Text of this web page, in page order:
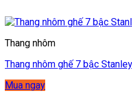
Thang nhôm
Thang nhôm ghế 7 bậc
Mua ngay